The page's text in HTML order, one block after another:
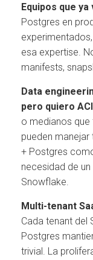
Equipos que
Postgres en
esa expertise.
manifests,
Data
pero quiero
o medianos que
pueden
+ Postgres
necesidad de
Snowflake.
Multi-tenant
Cada tenant del
Postgres
trivial. La